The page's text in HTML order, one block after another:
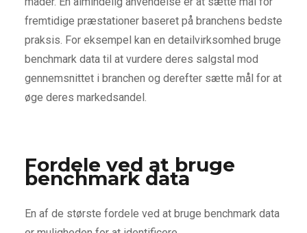
fremtidige præstationer baseret på branchens bedste
praksis. For eksempel kan en detailvirksomhed bruge
benchmark data til at vurdere deres salgstal mod
gennemsnittet i branchen og derefter sætte mål for at
øge deres markedsandel.
Fordele ved at bruge
benchmark data
En af de største fordele ved at bruge benchmark data